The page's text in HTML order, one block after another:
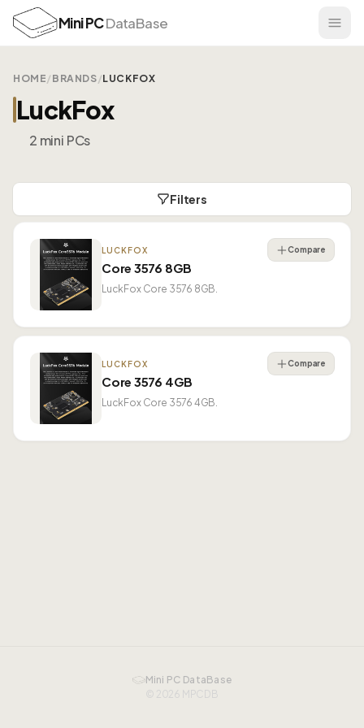
Mini PCDataBase
HOME/ BRANDS/LUCKFOX
LuckFox
2 mini PCs
Filters
LUCKFOX
Core 3576 8GB
Compare
LuckFox Core 3576 8GB.
LUCKFOX
Core 3576 4GB
Compare
LuckFox Core 3576 4GB.
Mini PC DataBase
© 2026 MPCDB